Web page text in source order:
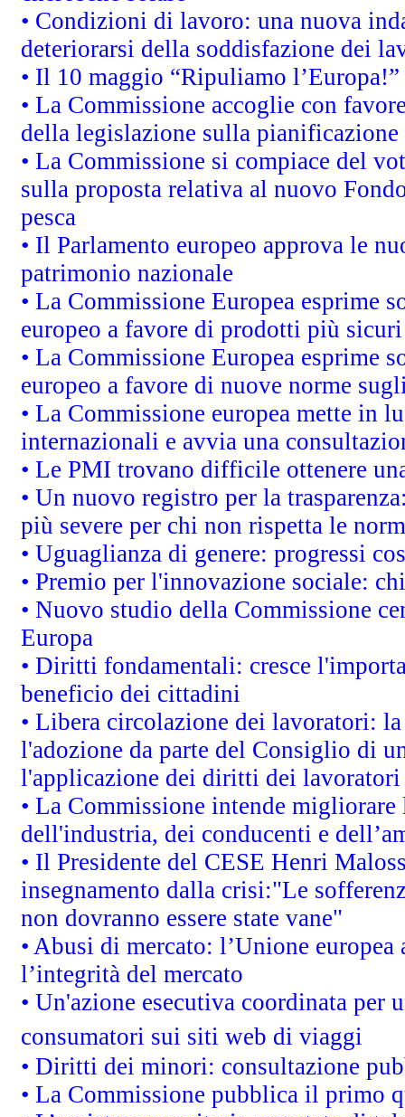
• Condizioni di lavoro: una nuova
deteriorarsi della soddisfazione dei
• Il 10 maggio “Ripuliamo l’Europa!”
• La Commissione accoglie con
della legislazione sulla
• La Commissione si compiace del
sulla proposta relativa al nuovo
pesca
• Il Parlamento europeo approva le
patrimonio nazionale
• La Commissione Europea esprime
europeo a favore di prodotti più
• La Commissione Europea esprime
europeo a favore di nuove norme
• La Commissione europea mette in
internazionali e avvia una
• Le PMI trovano difficile ottenere
• Un nuovo registro per la
più severe per chi non rispetta le
• Uguaglianza di genere: progressi
• Premio per l'innovazione sociale:
• Nuovo studio della Commissione
Europa
• Diritti fondamentali: cresce
beneficio dei cittadini
• Libera circolazione dei lavoratori:
l'adozione da parte del Consiglio di
l'applicazione dei diritti dei lavoratori
• La Commissione intende
dell'industria, dei conducenti e
• Il Presidente del CESE Henri
insegnamento dalla crisi:"Le
non dovranno essere state vane"
• Abusi di mercato: l’Unione
l’integrità del mercato
• Un'azione esecutiva coordinata
consumatori sui siti web di viaggi
• Diritti dei minori: consultazione
• La Commissione pubblica il primo